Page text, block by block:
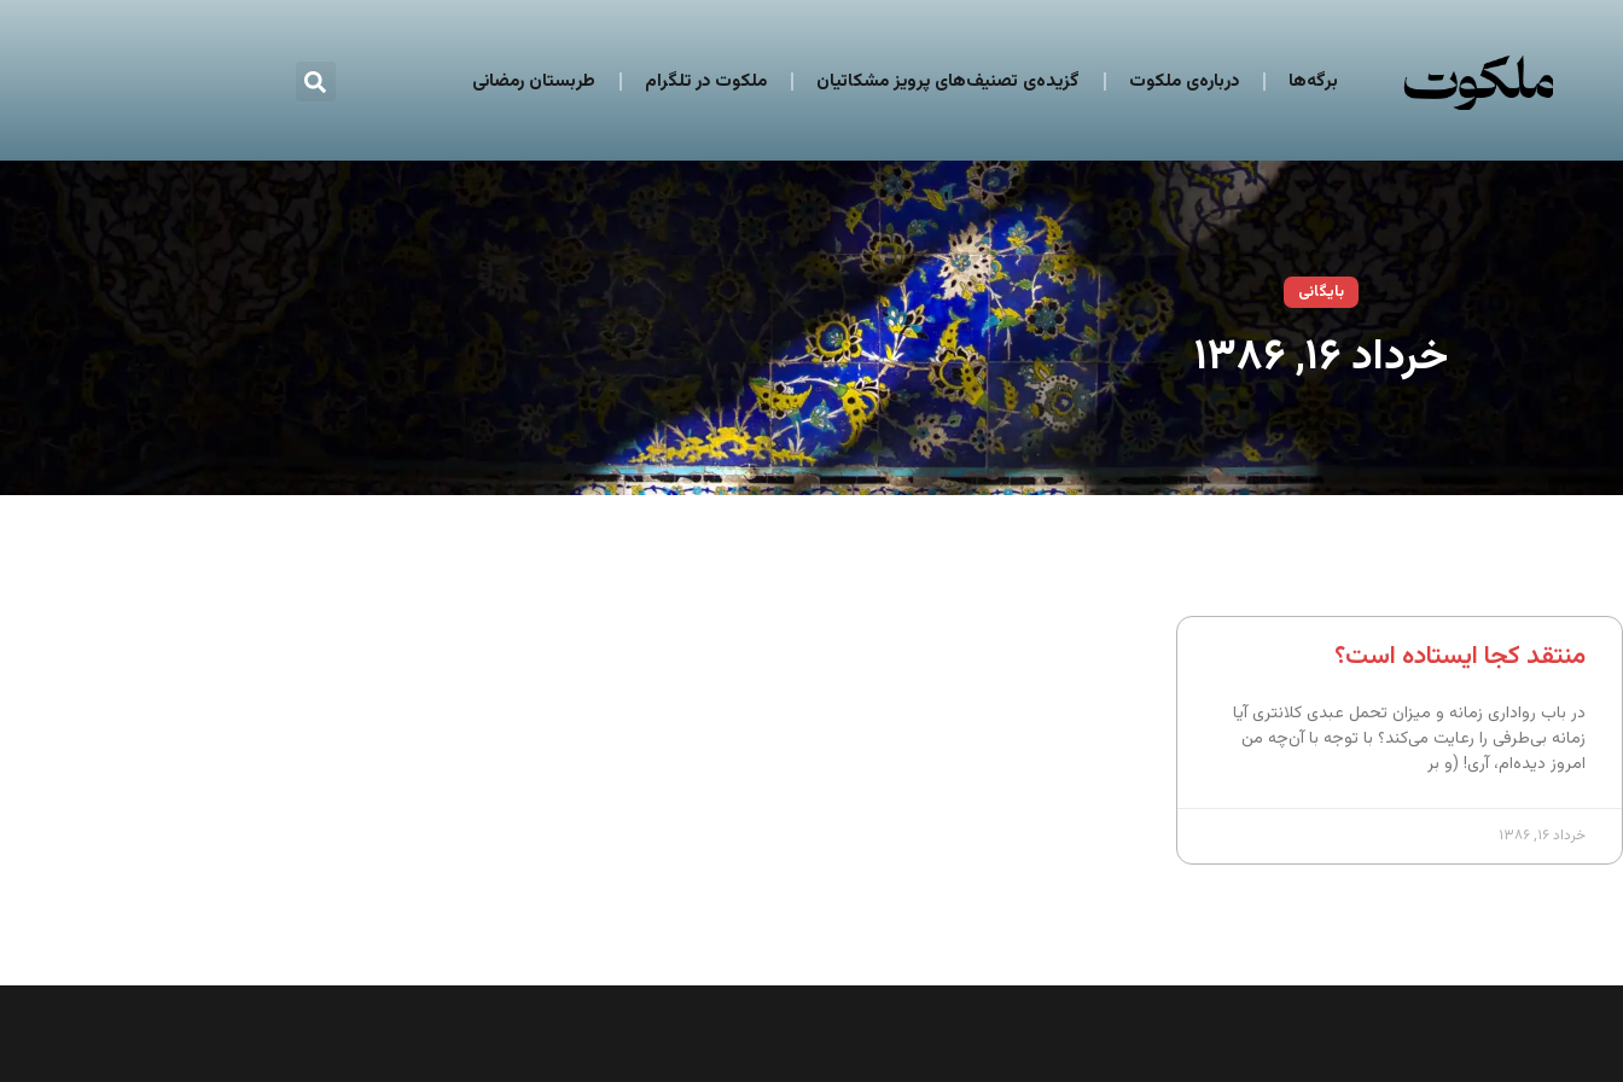
برگه‌ها درباره‌ی ملکوت گزیده‌ی تصنیف‌های پرویز مشکاتیان ملکوت در تلگرام طربستان رمضانی
بایگانی
خرداد ۱۶, ۱۳۸۶
منتقد کجا ایستاده است؟
در باب رواداری زمانه و میزان تحمل عبدی کلانتری آیا
زمانه بی‌طرفی را رعایت می‌کند؟ با توجه با آن‌چه من
امروز دیده‌ام، آری! (و بر
خرداد ۱۶, ۱۳۸۶